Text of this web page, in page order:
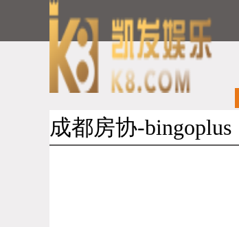
成都房协-bingoplus